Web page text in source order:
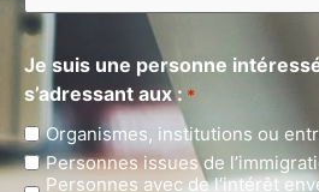
Je suis une personne
s’adressant aux : *
Organismes, institutions ou
Personnes issues de
Personnes avec de l’intérêt